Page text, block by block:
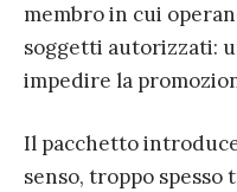
membro in cui
soggetti autorizzati:
impedire la
Il pacchetto
senso, troppo spesso